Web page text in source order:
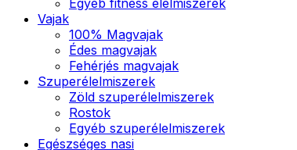
Vajak
100% Magvajak
Édes magvajak
Fehérjés magvajak
Szuperélelmiszerek
Zöld szuperélelmiszerek
Rostok
Egyéb szuperélelmiszerek
Egészséges nasi